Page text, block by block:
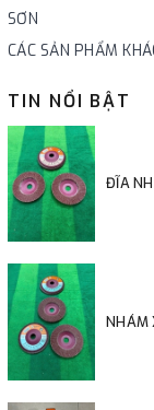
SƠN
CÁC SẢN PHẨM
TIN NỔI BẬT
ĐĨA
NHÁM